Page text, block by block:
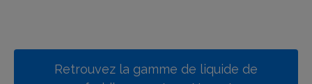
Retrouvez la gamme de liquide de